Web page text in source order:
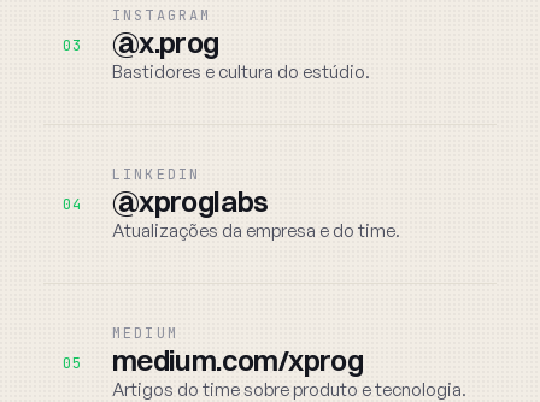
03
INSTAGRAM
@x.prog
Bastidores e cultura do estúdio.
04
LINKEDIN
@xproglabs
Atualizações da empresa e do time.
05
MEDIUM
medium.com/xprog
Artigos do time sobre produto e tecnologia.